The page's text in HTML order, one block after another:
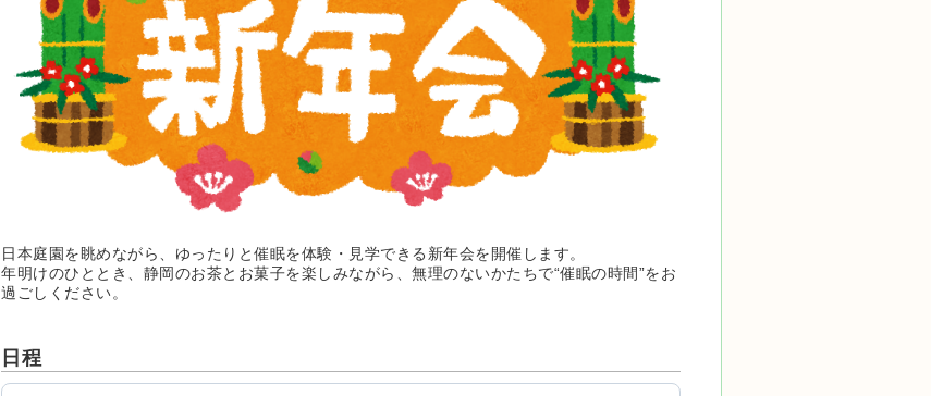
日本庭園を眺めながら、ゆったりと催眠を体験・見学できる新年会を開催します。
年明けのひととき、静岡のお茶とお菓子を楽しみながら、無理のないかたちで“催眠の時間”をお
過ごしください。
日程